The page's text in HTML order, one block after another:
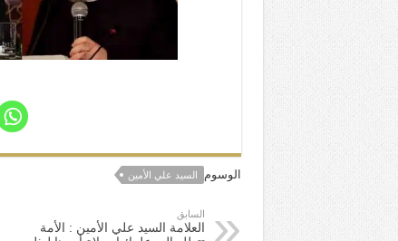
الوسوم السيد علي الأمين
السابق
العلامة السيد علي الأمين : الأمة